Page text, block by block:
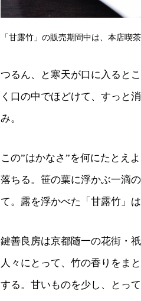
「甘露竹」の販売期間中は、本店喫
つるん、と寒天が口に入ると
く口の中でほどけて、すっと
み。
この”はかなさ”を何にたとえ
落ちる。笹の葉に浮かぶ一滴
て。露を浮かべた「甘露竹」は
鍵善良房は京都随一の花街・
人々にとって、竹の香りをま
する。甘いものを少し、とっ